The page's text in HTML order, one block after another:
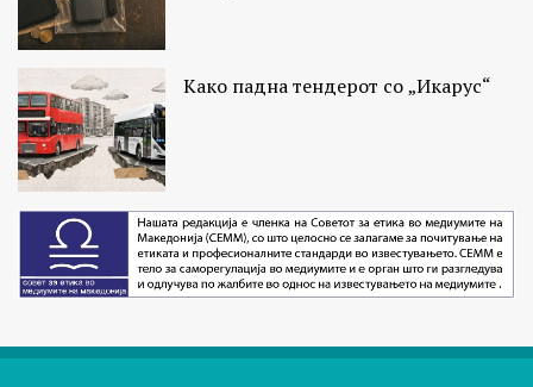
Како падна тендерот со „Икарус“